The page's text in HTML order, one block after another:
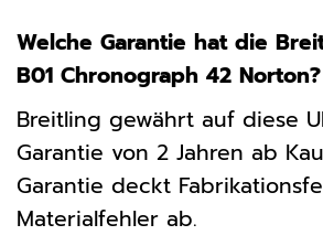
Welche Garantie hat die
B01 Chronograph 42 Norton?
Breitling gewährt auf diese
Garantie von 2 Jahren ab
Garantie deckt
Materialfehler ab.